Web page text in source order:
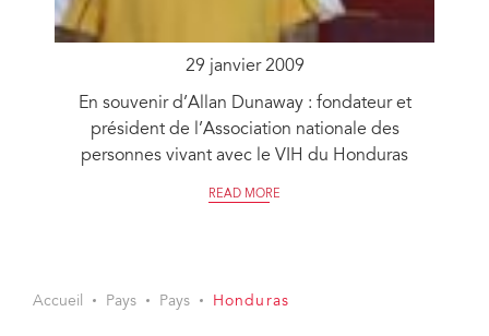
29 janvier 2009
En souvenir d’Allan Dunaway : fondateur et
président de l’Association nationale des
personnes vivant avec le VIH du Honduras
READ MORE
Accueil Pays Pays Honduras